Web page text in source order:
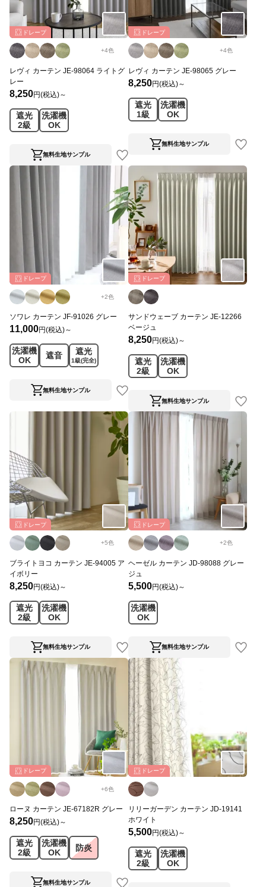
ドレープ
+4色
レヴィ カーテン JE-98064 ライトグ
レー
8,250円(税込)～
遮光
2級
洗濯機
OK
無料生地サンプル
ドレープ
+4色
レヴィ カーテン JE-98065 グレー
8,250円(税込)～
遮光
1級
洗濯機
OK
無料生地サンプル
ドレープ
+2色
ソワレ カーテン JF-91026 グレー
11,000円(税込)～
洗濯機
OK
遮音 遮光
1級(完全)
無料生地サンプル
ドレープ
サンドウェーブ カーテン JE-12266
ベージュ
8,250円(税込)～
遮光
2級
洗濯機
OK
無料生地サンプル
ドレープ
+5色
ブライトヨコ カーテン JE-94005 ア
イボリー
8,250円(税込)～
遮光
2級
洗濯機
OK
無料生地サンプル
ドレープ
+2色
ヘーゼル カーテン JD-98088 グレー
ジュ
5,500円(税込)～
洗濯機
OK
無料生地サンプル
ドレープ
+6色
ローヌ カーテン JE-67182R グレー
8,250円(税込)～
遮光
2級
洗濯機
OK
防炎
無料生地サンプル
ドレープ
リリーガーデン カーテン JD-19141
ホワイト
5,500円(税込)～
遮光
2級
洗濯機
OK